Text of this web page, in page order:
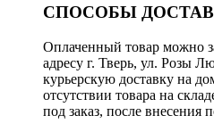
СПОСОБЫ
Оплаченный товар можно
адресу г. Тверь, ул. Розы
курьерскую доставку на
отсутствии товара на
под заказ, после внесения